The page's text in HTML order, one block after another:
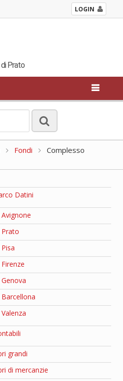
LOGIN
Prato
Fondi
Complesso
Datini
grandi
di mercanzie